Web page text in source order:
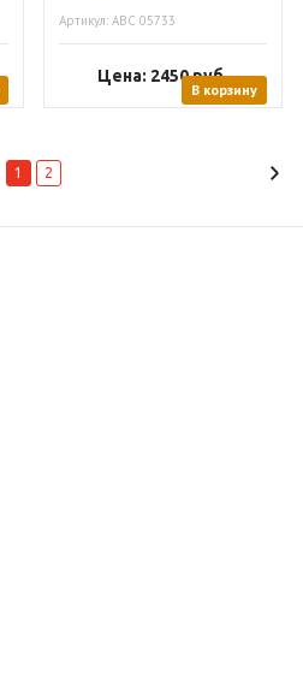
Артикул: АВС 05733
Цена: 2450руб.
В корзину
1 2